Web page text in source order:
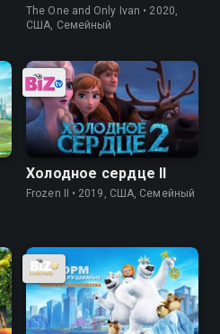
The One and Only Ivan • 2020,
США, Семейный
Холодное сердце II
Frozen II • 2019, США, Семейный